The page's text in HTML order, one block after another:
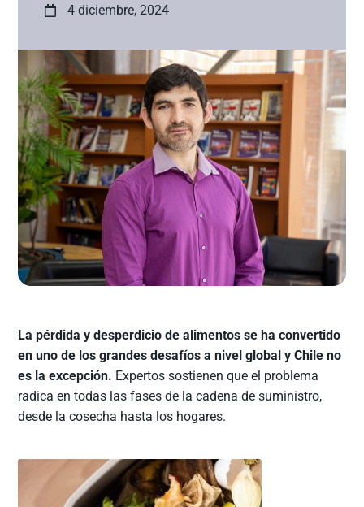
4 diciembre, 2024
La pérdida y desperdicio de alimentos se ha convertido
en uno de los grandes desafíos a nivel global y Chile no
es la excepción. Expertos sostienen que el problema
radica en todas las fases de la cadena de suministro,
desde la cosecha hasta los hogares.